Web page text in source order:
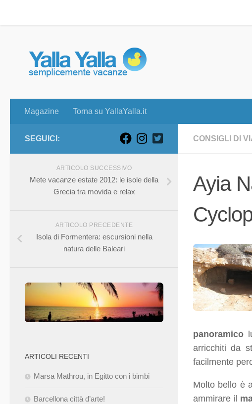
Magazine Torna su YallaYalla.it
CONSIGLI DI
Ayia
panoramico
arricchiti da
facilmente
Molto bello è
ammirare il
SEGUICI:
ARTICOLO SUCCESSIVO
Mete vacanze estate 2012: le isole della
Grecia tra movida e relax
ARTICOLO PRECEDENTE
Isola di Formentera: escursioni nella
natura delle Baleari
ARTICOLI RECENTI
Marsa Mathrou, in Egitto con i bimbi
Barcellona città d’arte!